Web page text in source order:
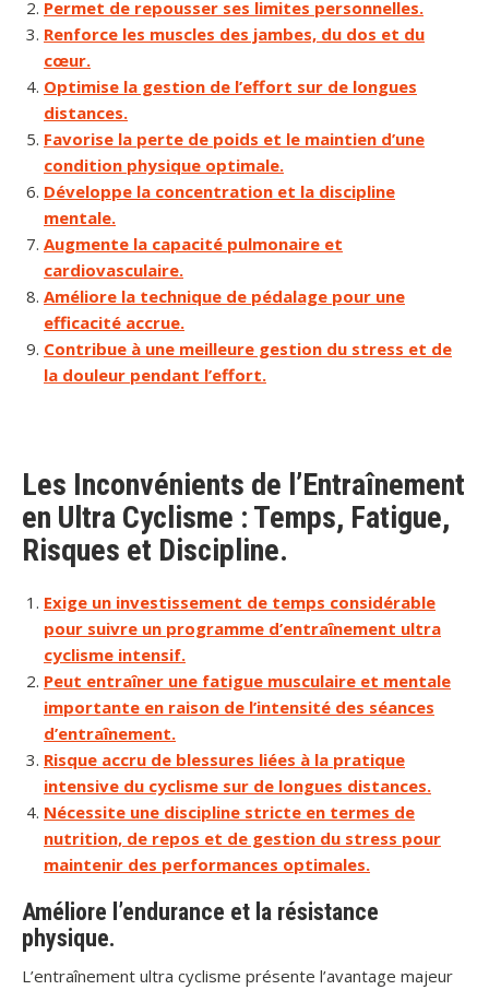
Permet de repousser ses limites personnelles.
Renforce les muscles des jambes, du dos et du
cœur.
Optimise la gestion de l’effort sur de longues
distances.
Favorise la perte de poids et le maintien d’une
condition physique optimale.
Développe la concentration et la discipline
mentale.
Augmente la capacité pulmonaire et
cardiovasculaire.
Améliore la technique de pédalage pour une
efficacité accrue.
Contribue à une meilleure gestion du stress et de
la douleur pendant l’effort.
Les Inconvénients de l’Entraînement
en Ultra Cyclisme : Temps, Fatigue,
Risques et Discipline.
Exige un investissement de temps considérable
pour suivre un programme d’entraînement ultra
cyclisme intensif.
Peut entraîner une fatigue musculaire et mentale
importante en raison de l’intensité des séances
d’entraînement.
Risque accru de blessures liées à la pratique
intensive du cyclisme sur de longues distances.
Nécessite une discipline stricte en termes de
nutrition, de repos et de gestion du stress pour
maintenir des performances optimales.
Améliore l’endurance et la résistance
physique.
L’entraînement ultra cyclisme présente l’avantage majeur